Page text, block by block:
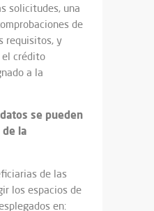
solicitudes, una
de
requisitos, y
el crédito
a la
se pueden
la
de las
los espacios de
en: